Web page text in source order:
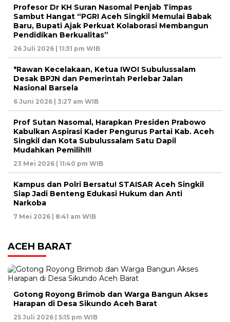
Profesor Dr KH Suran Nasomal Penjab Timpas
Sambut Hangat “PGRI Aceh Singkil Memulai Babak
Baru, Bupati Ajak Perkuat Kolaborasi Membangun
Pendidikan Berkualitas”
26 Juli 2026 | 11:31 pm WIB
*Rawan Kecelakaan, Ketua IWOI Subulussalam
Desak BPJN dan Pemerintah Perlebar Jalan
Nasional Barsela
6 Juni 2026 | 3:27 am WIB
Prof Sutan Nasomal, Harapkan Presiden Prabowo
Kabulkan Aspirasi Kader Pengurus Partai Kab. Aceh
Singkil dan Kota Subulussalam Satu Dapil
Mudahkan Pemilih!!!
23 Mei 2026 | 11:40 pm WIB
Kampus dan Polri Bersatu! STAISAR Aceh Singkil
Siap Jadi Benteng Edukasi Hukum dan Anti
Narkoba
7 Mei 2026 | 8:41 am WIB
ACEH BARAT
Gotong Royong Brimob dan Warga Bangun Akses
Harapan di Desa Sikundo Aceh Barat
25 Juli 2026 | 5:15 pm WIB